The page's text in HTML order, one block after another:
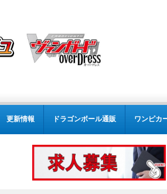
更新情報 ドラゴンボール通販 ワンピカ